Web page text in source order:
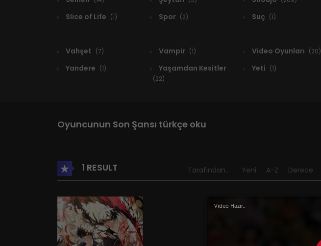
Slice of Life (1) Spor (2) Suç (1)
Vahşet (7) Vampir (1) Video Oyunları (20)
Yandere (1) Yaşamdan Kesitler
(22)
Yeti (1)
Oyuncunun Son Şansı türkçe oku
1 RESULT Tarafından... Yeni A-Z Derece
Video Hazır..